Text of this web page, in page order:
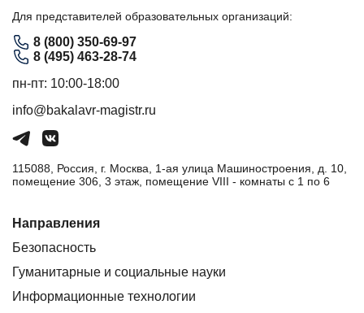
Для представителей образовательных организаций:
8 (800) 350-69-97
8 (495) 463-28-74
пн-пт: 10:00-18:00
info@bakalavr-magistr.ru
115088, Россия, г. Москва, 1-ая улица Машиностроения, д. 10,
помещение 306, 3 этаж, помещение VIII - комнаты с 1 по 6
Направления
Безопасность
Гуманитарные и социальные науки
Информационные технологии